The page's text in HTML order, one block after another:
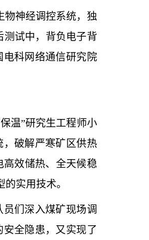
物神经调控系统，独
测试中，背负电子背
科网络通信研究院
温”研究生工程师小
，破解严寒矿区供热
效储热、全天候稳
实用技术。
们深入煤矿现场调
全隐患，又实现了